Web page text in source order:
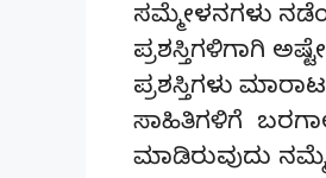
ಸಮ್ಮೇಳನಗಳು
ಪ್ರಶಸ್ತಿಗಳಿಗಾಗಿ
ಪ್ರಶಸ್ತಿಗಳು
ಸಾಹಿತಿಗಳಿಗೆ
ಮಾಡಿರುವುದು